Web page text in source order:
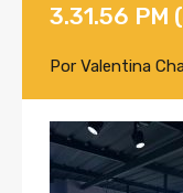
3.31.56 PM
Por Valentina